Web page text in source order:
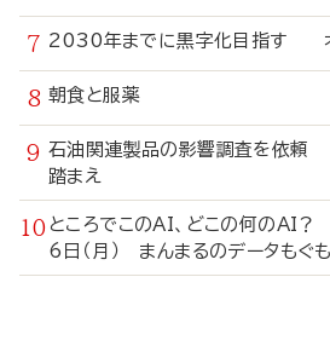
2030年までに黒字化目指す オ
朝食と服薬
石油関連製品の影響調査を依
踏まえ
ところでこのAI、どこの何の
6日（月） まんまるのデータもぐも